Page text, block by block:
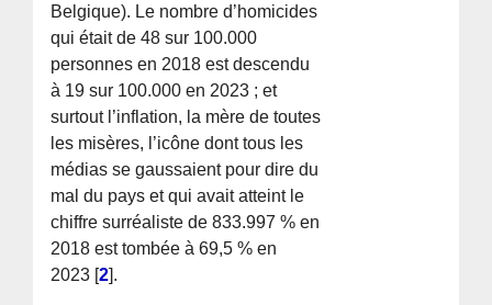
Belgique). Le nombre d’homicides
qui était de 48 sur 100.000
personnes en 2018 est descendu
à 19 sur 100.000 en 2023 ; et
surtout l’inflation, la mère de toutes
les misères, l’icône dont tous les
médias se gaussaient pour dire du
mal du pays et qui avait atteint le
chiffre surréaliste de 833.997 % en
2018 est tombée à 69,5 % en
2023 [2].